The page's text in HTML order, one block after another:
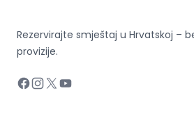
Rezervirajte smještaj u Hrvatskoj –
provizije.
Facebook
Instagram
X YouTube